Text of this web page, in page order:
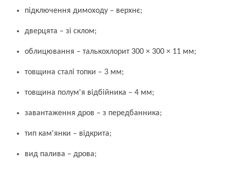
підключення димоходу – верхнє;
дверцята – зі склом;
облицювання – талькохлорит 300 × 300 × 11 мм;
товщина сталі топки – 3 мм;
товщина полум'я відбійника – 4 мм;
завантаження дров – з передбанника;
тип кам'янки – відкрита;
вид палива – дрова;